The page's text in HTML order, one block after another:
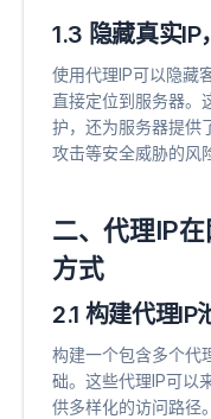
1.3 隐藏真实
使用代理IP可以隐藏
直接定位到服务器。
护，还为服务器提供
攻击等安全威胁的风
二、代理IP
方式
2.1 构建代理IP
构建一个包含多个代
础。这些代理IP可以
供多样化的访问路径